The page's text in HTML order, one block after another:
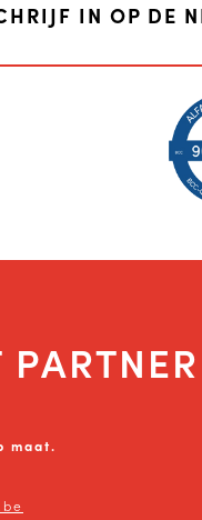
IN OP DE
maat.